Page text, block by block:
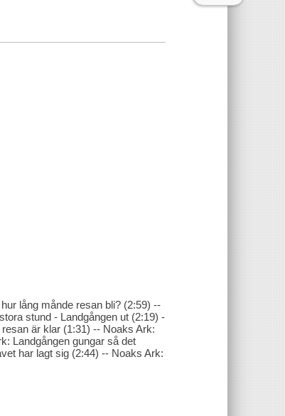
lång månde resan bli? (2:59) --
stund - Landgången ut (2:19) -
är klar (1:31) -- Noaks Ark:
Landgången gungar så det
har lagt sig (2:44) -- Noaks Ark: